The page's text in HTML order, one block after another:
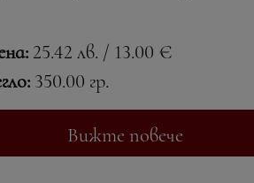
25.42 лв. / 13.00 €
350.00 гр.
Вижте повече